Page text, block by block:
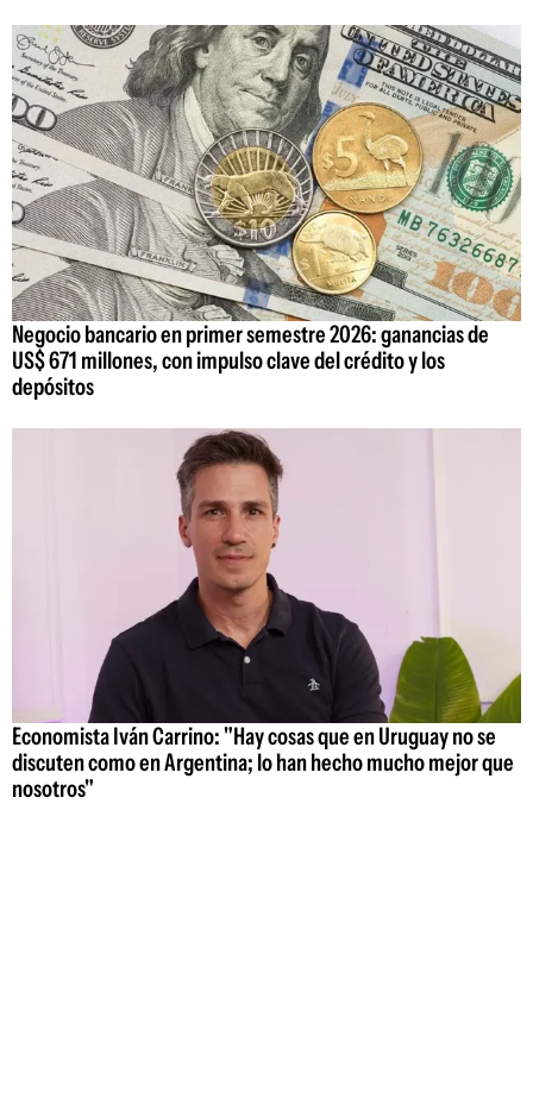
Negocio bancario en primer semestre 2026: ganancias de
US$ 671 millones, con impulso clave del crédito y los
depósitos
Economista Iván Carrino: "Hay cosas que en Uruguay no se
discuten como en Argentina; lo han hecho mucho mejor que
nosotros"